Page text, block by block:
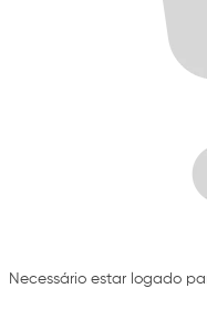
Necessário estar logado